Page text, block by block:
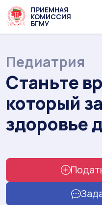
ПРИЕМНАЯ
КОМИССИЯ
БГМУ
Педиатрия
Станьте
который
здоровье